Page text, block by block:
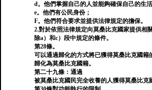
d。他們掌握自己的人並能夠確保自己的生活
e。他們有公民身份；
F。他們符合要求並提供法律規定的擔保。
2.對於依照法律規定向莫桑比克國家提供相
除a）和c）段中規定的條件。
第28條。
可以通過歸化的方式將已獲得莫桑比克國籍
歸化為莫桑比克國籍。
第二十九條：通過
被莫桑比克國民完全收養的人獲得莫桑比克